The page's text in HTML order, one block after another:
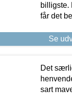
billigste.
får det
Se
Det
sart